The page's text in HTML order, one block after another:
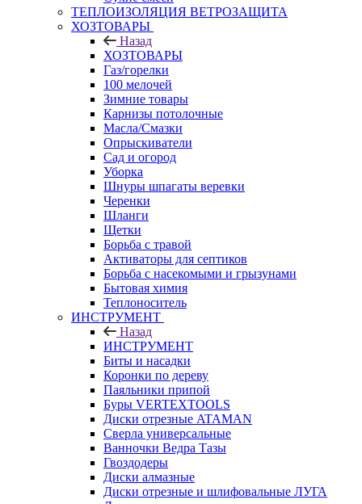
ТЕПЛОИЗОЛЯЦИЯ ВЕТРОЗАЩИТА
ХОЗТОВАРЫ
Назад
ХОЗТОВАРЫ
Газ/горелки
100 мелочей
Зимние товары
Карнизы потолочные
Масла/Смазки
Опрыскиватели
Сад и огород
Уборка
Шнуры шпагаты веревки
Черенки
Шланги
Щетки
Борьба с травой
Активаторы для септиков
Борьба с насекомыми и грызунами
Бытовая химия
Теплоноситель
ИНСТРУМЕНТ
Назад
ИНСТРУМЕНТ
Биты и насадки
Коронки по дереву
Паяльники припой
Буры VERTEXTOOLS
Диски отрезные ATAMAN
Сверла универсальные
Ванночки Ведра Тазы
Гвоздодеры
Диски алмазные
Диски отрезные и шлифовальные ЛУГА